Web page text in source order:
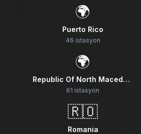
🌍
Puerto Rico
46 istasyon
🌍
Republic Of North Macedonia
61 istasyon
🇷🇴
Romania